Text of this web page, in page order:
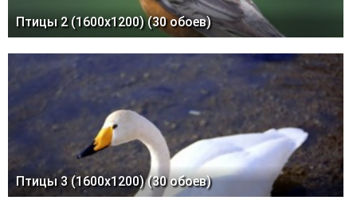
Птицы 1 (1600x1200) (30 обоев)
Птицы 2 (1600x1200) (30 обоев)